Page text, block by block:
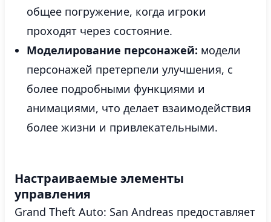
общее погружение, когда игроки
проходят через состояние.
Моделирование персонажей: модели
персонажей претерпели улучшения, с
более подробными функциями и
анимациями, что делает взаимодействия
более жизни и привлекательными.
Настраиваемые элементы
управления
Grand Theft Auto: San Andreas предоставляет